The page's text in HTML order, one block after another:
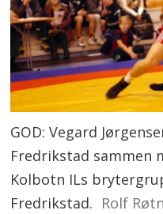
GOD: Vegard
Fredrikstad sammen
Kolbotn ILs
Fredrikstad. Rolf